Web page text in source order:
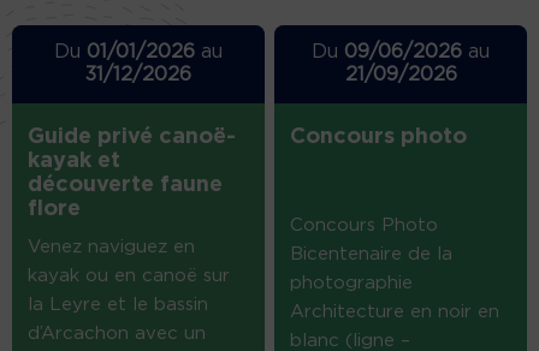
Du 01/01/2026au
31/12/2026
Guide privé canoë-
kayak et
découverte faune
flore
Venez naviguez en
kayak ou en canoë sur
la Leyre et le bassin
d’Arcachon avec un
Du 09/06/2026 au
21/09/2026
Concours photo
Concours Photo
Bicentenaire de la
photographie
Architecture en noir en
blanc (ligne –